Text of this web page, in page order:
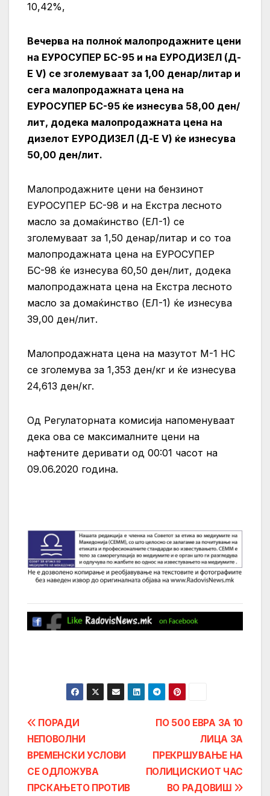
10,42%,
Вечерва на полноќ малопродажните цени
на ЕУРОСУПЕР БС-95 и на ЕУРОДИЗЕЛ (Д-
Е V) се зголемуваат за 1,00 денар/литар и
сега малопродажната цена на
ЕУРОСУПЕР БС-95 ќе изнесува 58,00 ден/
лит, додека малопродажната цена на
дизелот ЕУРОДИЗЕЛ (Д-Е V) ќе изнесува
50,00 ден/лит.
Малопродажните цени на бензинот
ЕУРОСУПЕР БС-98 и на Екстра лесното
масло за домаќинство (ЕЛ-1) се
зголемуваат за 1,50 денар/литар и со тоа
малопродажната цена на ЕУРОСУПЕР
БС-98 ќе изнесува 60,50 ден/лит, додека
малопродажната цена на Екстра лесното
масло за домаќинство (ЕЛ-1) ќе изнесува
39,00 ден/лит.
Малопродажната цена на мазутот М-1 НС
се зголемува за 1,353 ден/кг и ќе изнесува
24,613 ден/кг.
Од Регулаторната комисија напоменуваат
дека ова се максималните цени на
нафтените деривати од 00:01 часот на
09.06.2020 година.
Post
navigation
ПО 500 ЕВРА ЗА 10
ЛИЦА ЗА
ПРЕКРШУВАЊЕ НА
ПОЛИЦИСКИОТ ЧАС
ВО РАДОВИШ
ПОРАДИ
НЕПОВОЛНИ
ВРЕМЕНСКИ УСЛОВИ
СЕ ОДЛОЖУВА
ПРСКАЊЕТО ПРОТИВ